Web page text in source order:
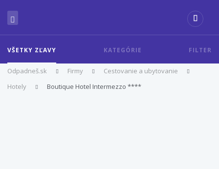
VŠETKY ZĽAVY KATEGÓRIE FILTER
Odpadneš.sk Firmy
Cestovanie a ubytovanie
Hotely
Boutique Hotel Intermezzo ****